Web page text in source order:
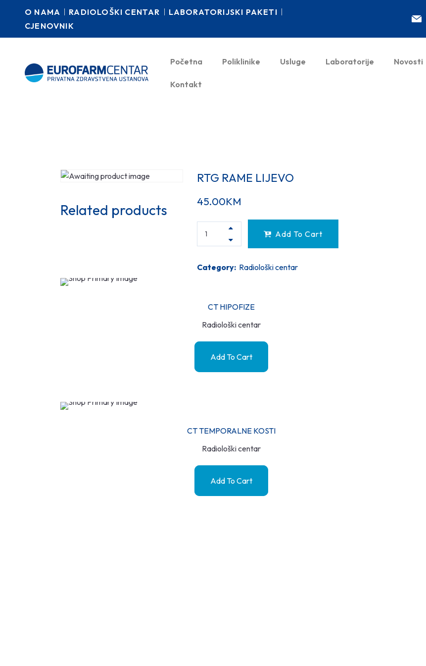
O NAMA RADIOLOŠKI CENTAR
LABORATORIJSKI PAKETI
CJENOVNIK
Početna Poliklinike Usluge Laboratorije Novosti
Kontakt
RTG RAME LIJEVO
45.00KM
Add To Cart
Category: Radiološki centar
Related products
CT HIPOFIZE
Radiološki centar
Add To Cart
CT TEMPORALNE KOSTI
Radiološki centar
Add To Cart